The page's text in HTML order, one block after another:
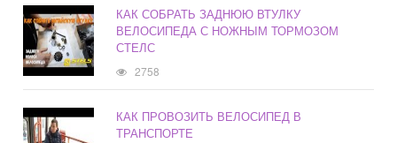
КАК СОБРАТЬ ЗАДНЮЮ ВТУЛКУ
ВЕЛОСИПЕДА С НОЖНЫМ ТОРМОЗОМ
СТЕЛС
2758
КАК ПРОВОЗИТЬ ВЕЛОСИПЕД В
ТРАНСПОРТЕ